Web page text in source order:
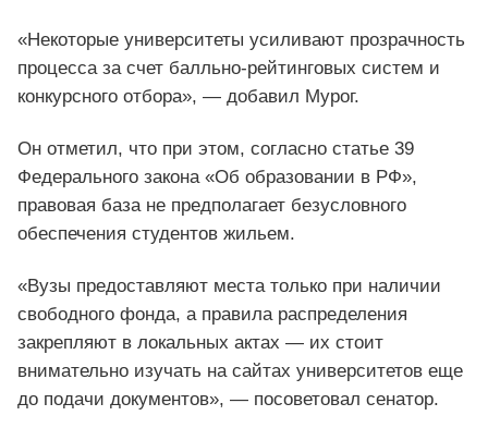
«Некоторые университеты усиливают прозрачность
процесса за счет балльно-рейтинговых систем и
конкурсного отбора», — добавил Мурог.
Он отметил, что при этом, согласно статье 39
Федерального закона «Об образовании в РФ»,
правовая база не предполагает безусловного
обеспечения студентов жильем.
«Вузы предоставляют места только при наличии
свободного фонда, а правила распределения
закрепляют в локальных актах — их стоит
внимательно изучать на сайтах университетов еще
до подачи документов», — посоветовал сенатор.